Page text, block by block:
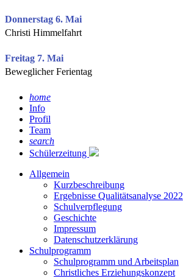
Donnerstag 6. Mai
Christi Himmelfahrt
Freitag 7. Mai
Beweglicher Ferientag
home
Info
Profil
Team
search
Schülerzeitung
Allgemein
Kurzbeschreibung
Ergebnisse Qualitätsanalyse 2022
Schulverpflegung
Geschichte
Impressum
Datenschutzerklärung
Schulprogramm
Schulprogramm und Arbeitsplan
Christliches Erziehungskonzept